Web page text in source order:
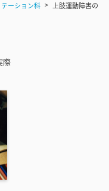
ーション科
上肢運動障害の
際